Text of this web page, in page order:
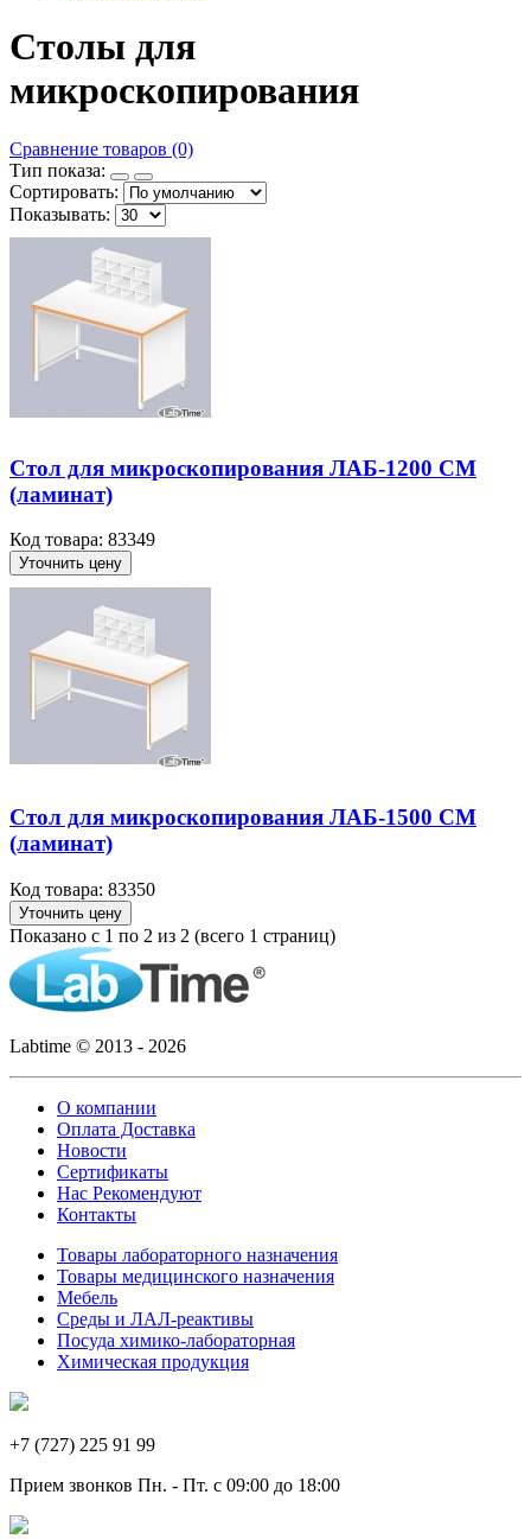
Столы для
микроскопирования
Сравнение товаров (0)
Тип показа:
Сортировать:
Показывать:
Стол для микроскопирования ЛАБ-1200 СМ
(ламинат)
Код товара: 83349
Уточнить цену
Стол для микроскопирования ЛАБ-1500 СМ
(ламинат)
Код товара: 83350
Уточнить цену
Показано с 1 по 2 из 2 (всего 1 страниц)
Labtime © 2013 - 2026
О компании
Оплата Доставка
Новости
Сертификаты
Нас Рекомендуют
Контакты
Товары лабораторного назначения
Товары медицинского назначения
Мебель
Среды и ЛАЛ-реактивы
Посуда химико-лабораторная
Химическая продукция
+7 (727) 225 91 99
Прием звонков Пн. - Пт. с 09:00 до 18:00